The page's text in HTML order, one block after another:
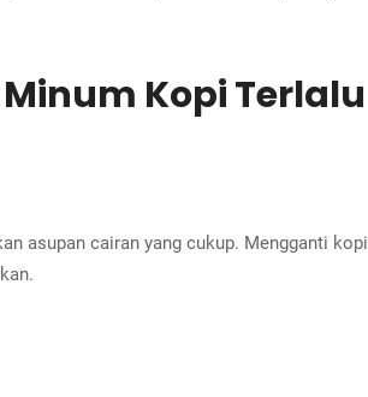
Kopi
asupan cairan yang cukup. Mengganti